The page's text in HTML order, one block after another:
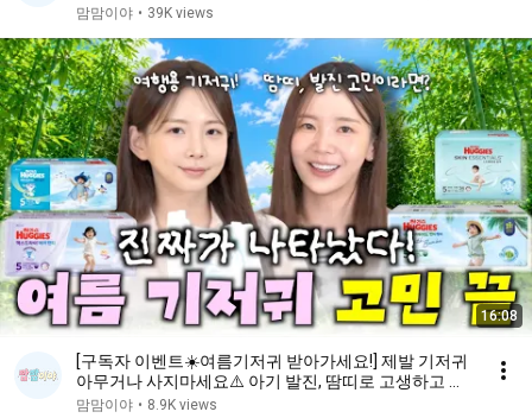
맘맘이야 • 39K views
16:08
[구독자 이벤트☀️여름기저귀 받아가세요!] 제발 기저귀
아무거나 사지마세요⚠️ 아기 발진, 땀띠로 고생하고 있
다면 무조건 시청!
맘맘이야 • 8.9K views